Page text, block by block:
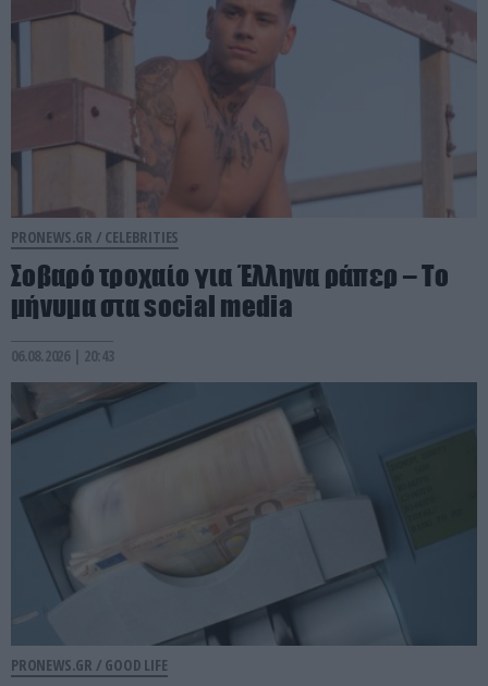
PRONEWS.GR / CELEBRITIES
Σοβαρό τροχαίο για Έλληνα ράπερ – Το
μήνυμα στα social media
06.08.2026 | 20:43
PRONEWS.GR / GOOD LIFE